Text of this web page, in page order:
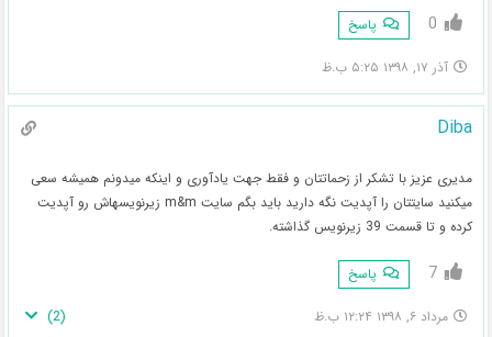
0 پاسخ
آذر ۱۷, ۱۳۹۸ ۵:۲۵ ب.ظ
Diba
مدیری عزیز با تشکر از زحماتتان و فقط جهت یادآوری و اینکه میدونم همیشه سعی
میکنید سایتتان را آپدیت نگه دارید باید بگم سایت m&m زیرنویسهاش رو آپدیت
کرده و تا قسمت 39 زیرنویس گذاشته.
7 پاسخ
مرداد ۶, ۱۳۹۸ ۱۲:۲۴ ب.ظ (
2
)